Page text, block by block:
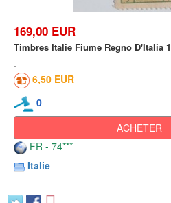
169,00 EUR
Timbres Italie Fiume Regno D'Italia
6,50 EUR
0
ACHETER
FR - 74***
Italie